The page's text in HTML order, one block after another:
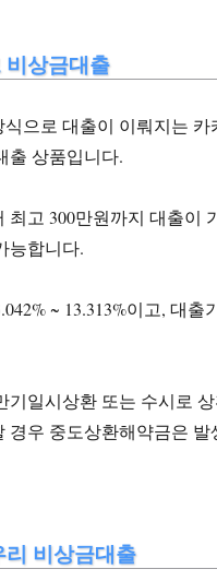
상금대출
으로 대출이 이뤄지는 카
출 상품입니다.
최고 300만원까지 대출이
능합니다.
~ 13.313%이고, 대출
기일시상환 또는 수시로
경우 중도상환해약금은 발
비상금대출